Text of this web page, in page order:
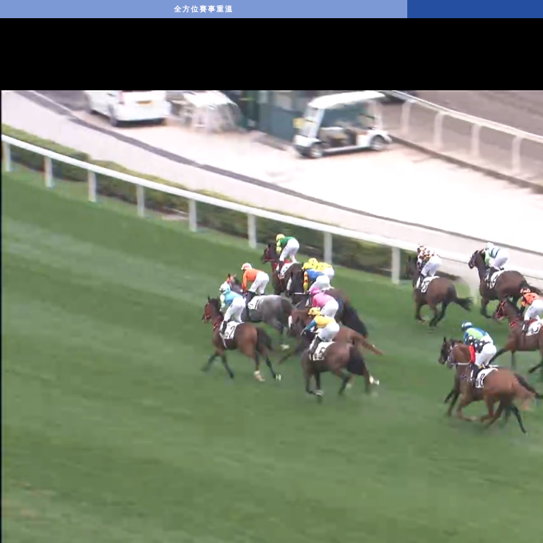
全方位賽事重溫